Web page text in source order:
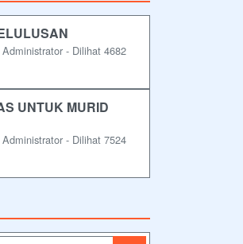
- Dilihat 4682
UNTUK MURID
- Dilihat 7524